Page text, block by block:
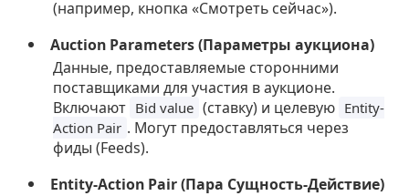
(например, кнопка «Смотреть сейчас»).
Auction Parameters (Параметры аукциона)
Данные, предоставляемые сторонними
поставщиками для участия в аукционе.
Включают Bid value (ставку) и целевую Entity-
Action Pair . Могут предоставляться через
фиды (Feeds).
Entity-Action Pair (Пара Сущность-Действие)